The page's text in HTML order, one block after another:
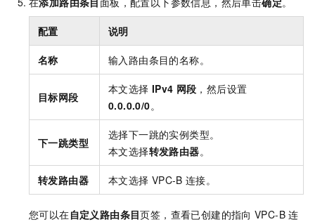
配置 说明
名称 输入路由条目的名称。
目标网段
本文选择 IPv4 网段 ，然后设置
0.0.0.0/0。
下一跳类型
选择下一跳的实例类型。
本文选择转发路由器。
转发路由器 本文选择 VPC-B 连接。
您可以在自定义路由条目页签，查看已创建的指向 VPC-B 连